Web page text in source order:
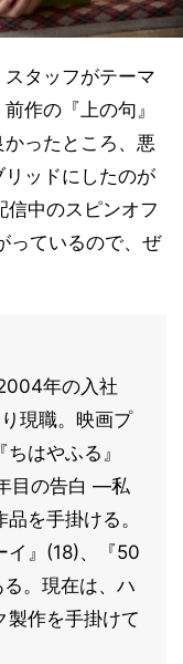
タッフがテーマ
作の『上の句』
かったところ、悪
ッドにしたのが
信中のスピンオフ
っているので、ぜ
年の入社
現職。映画プ
はやふる』
目の告白 —私
を手掛ける。
イ』(18)、『50
。現在は、ハ
製作を手掛けて